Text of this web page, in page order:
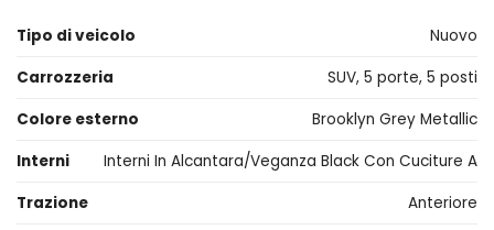
Tipo di veicolo
Nuovo
Carrozzeria
SUV, 5 porte, 5 posti
Colore esterno
Brooklyn Grey Metallic
Interni
Interni In Alcantara/Veganza Black Con Cuciture A
Trazione
Anteriore